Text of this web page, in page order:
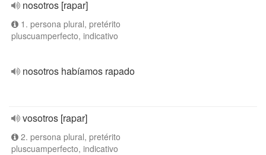
nosotros [rapar]
1. persona plural, pretérito
pluscuamperfecto, indicativo
nosotros habíamos rapado
vosotros [rapar]
2. persona plural, pretérito
pluscuamperfecto, indicativo